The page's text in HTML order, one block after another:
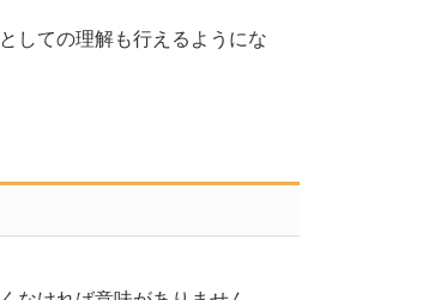
しての理解も行えるようにな